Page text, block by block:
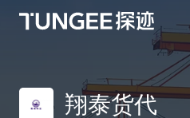
翔泰货代